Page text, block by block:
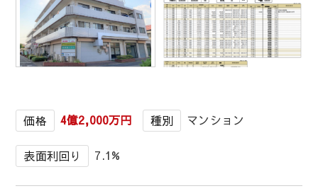
1/1
価格 4億2,000万円 種別 マンション
表面利回り 7.1%